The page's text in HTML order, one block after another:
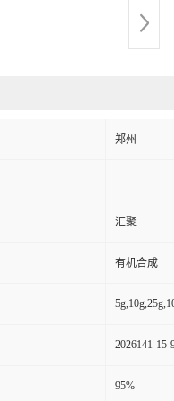
郑州
汇聚
有机合成
2026141-15-
95%